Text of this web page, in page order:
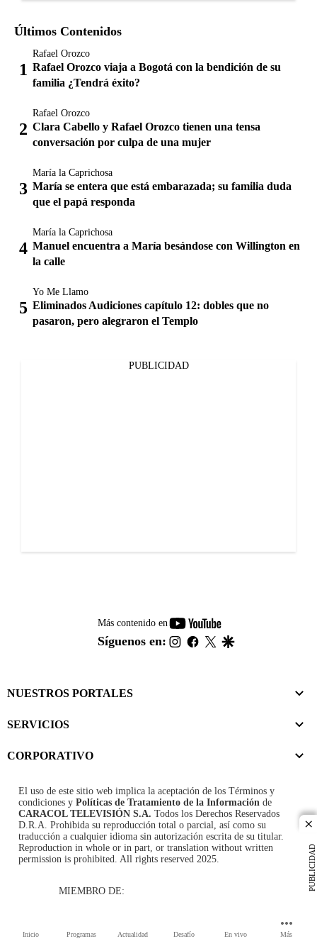
Inicio Programas Actualidad Desafío En vivo Más
PUBLICIDAD
Últimos Contenidos
Rafael Orozco
Rafael Orozco viaja a Bogotá con la bendición de su
familia ¿Tendrá éxito?
Rafael Orozco
Clara Cabello y Rafael Orozco tienen una tensa
conversación por culpa de una mujer
María la Caprichosa
María se entera que está embarazada; su familia duda
que el papá responda
María la Caprichosa
Manuel encuentra a María besándose con Willington en
la calle
Yo Me Llamo
Eliminados Audiciones capítulo 12: dobles que no
pasaron, pero alegraron el Templo
PUBLICIDAD
Más contenido en
youtube-
footer
Síguenos en: instagram
facebook
twitter
NUESTROS PORTALES
SERVICIOS
CORPORATIVO
El uso de este sitio web implica la aceptación de los Términos y
condiciones y Políticas de Tratamiento de la Información de
CARACOL TELEVISIÓN S.A. Todos los Derechos Reservados
D.R.A. Prohibida su reproducción total o parcial, así como su
traducción a cualquier idioma sin autorización escrita de su titular.
Reproduction in whole or in part, or translation without written
permission is prohibited. All rights reserved 2025.
MIEMBRO DE: